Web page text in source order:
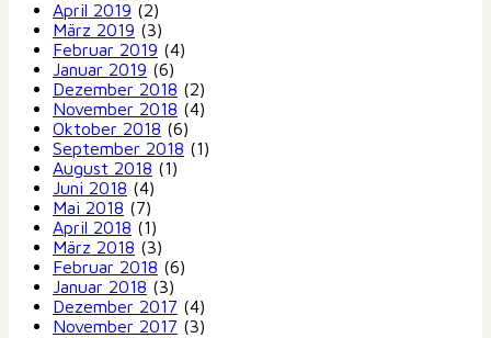
April 2019 (2)
März 2019 (3)
Februar 2019 (4)
Januar 2019 (6)
Dezember 2018 (2)
November 2018 (4)
Oktober 2018 (6)
September 2018 (1)
August 2018 (1)
Juni 2018 (4)
Mai 2018 (7)
April 2018 (1)
März 2018 (3)
Februar 2018 (6)
Januar 2018 (3)
Dezember 2017 (4)
November 2017 (3)